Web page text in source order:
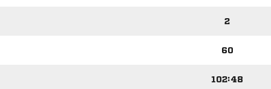
2
60
102:48